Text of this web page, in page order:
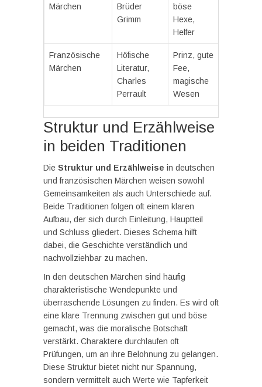
Märchen
Brüder
Grimm
böse
Hexe,
Helfer
Französische
Märchen
Höfische
Literatur,
Charles
Perrault
Prinz, gute
Fee,
magische
Wesen
Struktur und Erzählweise
in beiden Traditionen
Die Struktur und Erzählweise in deutschen
und französischen Märchen weisen sowohl
Gemeinsamkeiten als auch Unterschiede auf.
Beide Traditionen folgen oft einem klaren
Aufbau, der sich durch Einleitung, Hauptteil
und Schluss gliedert. Dieses Schema hilft
dabei, die Geschichte verständlich und
nachvollziehbar zu machen.
In den deutschen Märchen sind häufig
charakteristische Wendepunkte und
überraschende Lösungen zu finden. Es wird oft
eine klare Trennung zwischen gut und böse
gemacht, was die moralische Botschaft
verstärkt. Charaktere durchlaufen oft
Prüfungen, um an ihre Belohnung zu gelangen.
Diese Struktur bietet nicht nur Spannung,
sondern vermittelt auch Werte wie Tapferkeit